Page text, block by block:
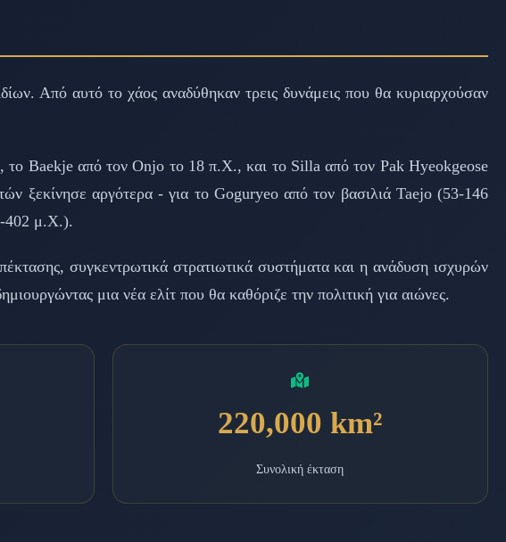
Από αυτό το χάος αναδύθηκαν τρεις δυνάμεις που θα κυριαρχούσαν
το Baekje από τον Onjo το 18 π.Χ., και το Silla από τον Pak Hyeokgeose
ξεκίνησε αργότερα - για το Goguryeo από τον βασιλιά Taejo (53-146
402 μ.Χ.).
συγκεντρωτικά στρατιωτικά συστήματα και η ανάδυση ισχυρών
μια νέα ελίτ που θα καθόριζε την πολιτική για αιώνες.
220,000 km²
Συνολική έκταση